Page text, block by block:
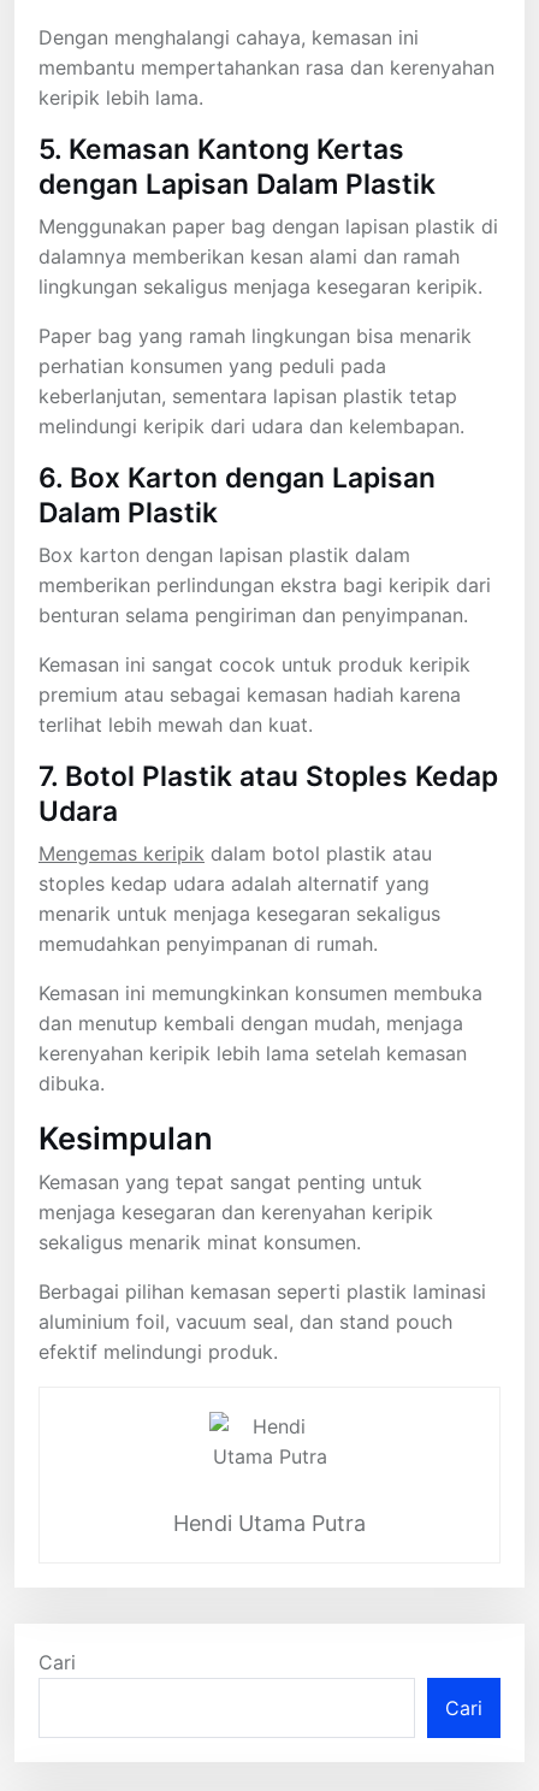
Dengan menghalangi cahaya, kemasan ini
membantu mempertahankan rasa dan kerenyahan
keripik lebih lama.
5. Kemasan Kantong Kertas
dengan Lapisan Dalam Plastik
Menggunakan paper bag dengan lapisan plastik di
dalamnya memberikan kesan alami dan ramah
lingkungan sekaligus menjaga kesegaran keripik.
Paper bag yang ramah lingkungan bisa menarik
perhatian konsumen yang peduli pada
keberlanjutan, sementara lapisan plastik tetap
melindungi keripik dari udara dan kelembapan.
6. Box Karton dengan Lapisan
Dalam Plastik
Box karton dengan lapisan plastik dalam
memberikan perlindungan ekstra bagi keripik dari
benturan selama pengiriman dan penyimpanan.
Kemasan ini sangat cocok untuk produk keripik
premium atau sebagai kemasan hadiah karena
terlihat lebih mewah dan kuat.
7. Botol Plastik atau Stoples Kedap
Udara
Mengemas keripik dalam botol plastik atau
stoples kedap udara adalah alternatif yang
menarik untuk menjaga kesegaran sekaligus
memudahkan penyimpanan di rumah.
Kemasan ini memungkinkan konsumen membuka
dan menutup kembali dengan mudah, menjaga
kerenyahan keripik lebih lama setelah kemasan
dibuka.
Kesimpulan
Kemasan yang tepat sangat penting untuk
menjaga kesegaran dan kerenyahan keripik
sekaligus menarik minat konsumen.
Berbagai pilihan kemasan seperti plastik laminasi
aluminium foil, vacuum seal, dan stand pouch
efektif melindungi produk.
Hendi Utama Putra
Cari
Cari